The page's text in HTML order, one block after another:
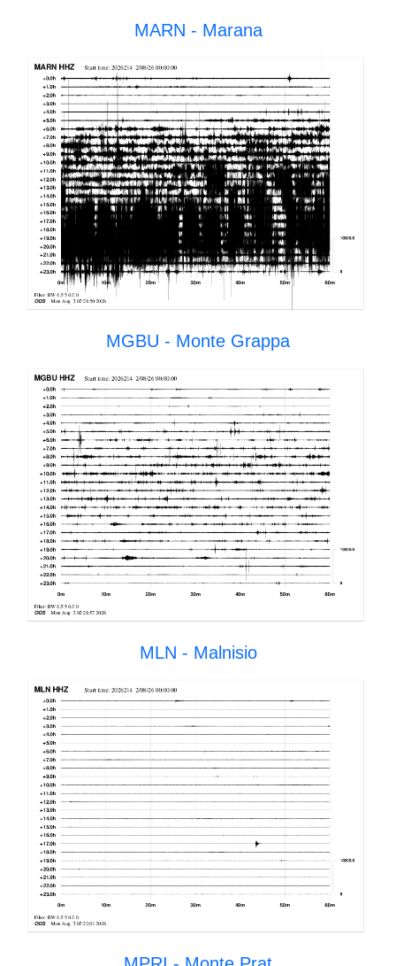
MARN - Marana
MGBU - Monte Grappa
MLN - Malnisio